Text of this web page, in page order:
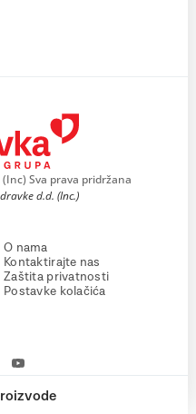
Sva prava pridržana
d.d. (Inc.)
O nama
Kontaktirajte nas
Zaštita privatnosti
Postavke kolačića